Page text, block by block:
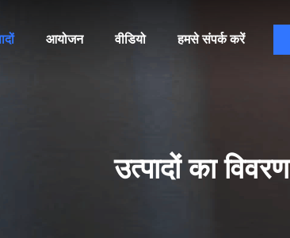
आयोजन वीडियो हमसे संपर्क करें
उत्पादों का विवरण